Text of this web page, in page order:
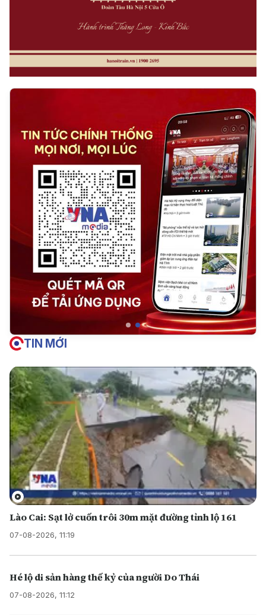
TIN MỚI
Lào Cai: Sạt lở cuốn trôi 30m mặt đường tỉnh lộ 161
07-08-2026, 11:19
Hé lộ di sản hàng thế kỷ của người Do Thái
07-08-2026, 11:12